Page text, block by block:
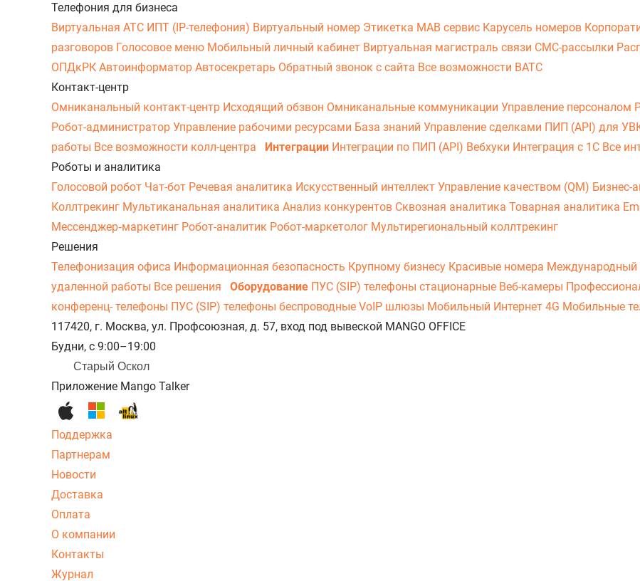
Телефония для бизнеса
Виртуальная АТС ИПТ (IP-телефония) Виртуальный номер Этикетка МАВ сервис Карусель номеров
разговоров Голосовое меню Мобильный личный кабинет Виртуальная магистраль связи СМС-рассылки
ОПДкРК Автоинформатор Автосекретарь Обратный звонок с сайта Все возможности ВАТС
Контакт-центр
Омниканальный контакт-центр Исходящий обзвон Омниканальные коммуникации Управление персоналом
Робот-администратор Управление рабочими ресурсами База знаний Управление сделками ПИП (API) для
работы Все возможности колл-центра Интеграции Интеграции по ПИП (API) Вебхуки Интеграция с 1С Все
Роботы и аналитика
Голосовой робот Чат-бот Речевая аналитика Искусственный интеллект Управление качеством (QM) Бизнес-
Коллтрекинг Мультиканальная аналитика Анализ конкурентов Сквозная аналитика Товарная аналитика
Мессенджер‑маркетинг Робот-аналитик Робот-маркетолог Мультирегиональный коллтрекинг
Решения
Телефонизация офиса Информационная безопасность Крупному бизнесу Красивые номера Международный
удаленной работы Все решения Оборудование ПУС (SIP) телефоны стационарные Веб-камеры
конференц- телефоны ПУС (SIP) телефоны беспроводные VoIP шлюзы Мобильный Интернет 4G Мобильные
117420, г. Москва, ул. Профсоюзная, д. 57, вход под вывеской MANGO OFFICE
Будни, с 9:00–19:00
Старый Оскол
Приложение Mango Talker
Поддержка
Партнерам
Новости
Доставка
Оплата
О компании
Контакты
Журнал